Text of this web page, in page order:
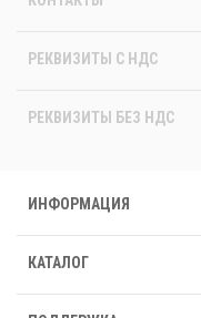
РЕКВИЗИТЫ C НДС
РЕКВИЗИТЫ БЕЗ НДС
ИНФОРМАЦИЯ
КАТАЛОГ